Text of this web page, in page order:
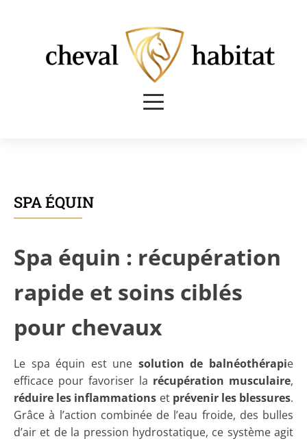
SPA ÉQUIN
Spa équin : récupération
rapide et soins ciblés
pour chevaux
Le spa équin est une solution de balnéothérapie
efficace pour favoriser la récupération musculaire,
réduire les inflammations et prévenir les blessures.
Grâce à l’action combinée de l’eau froide, des bulles
d’air et de la pression hydrostatique, ce système agit